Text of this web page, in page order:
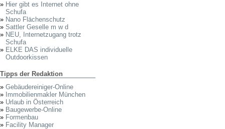
» Hier gibt es Internet ohne
Schufa
» Nano Flächenschutz
» Sattler Geselle m w d
» NEU, Internetzugang trotz
Schufa
» ELKE DAS individuelle
Outdoorkissen
Tipps der Redaktion
» Gebäudereiniger-Online
» Immobilienmakler München
» Urlaub in Österreich
» Baugewerbe-Online
» Formenbau
» Facility Manager